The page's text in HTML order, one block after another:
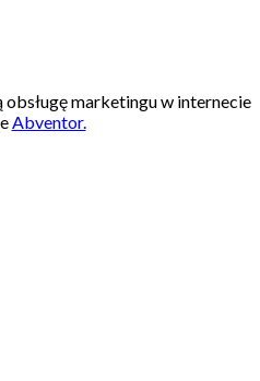
marketingu w internecie
Abventor.